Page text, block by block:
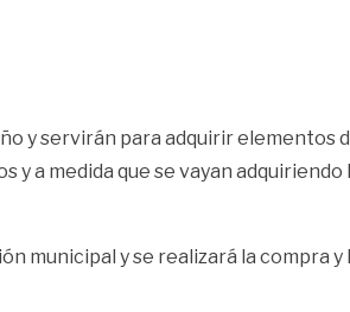
y servirán para adquirir elementos
a medida que se vayan
municipal y se realizará la compra